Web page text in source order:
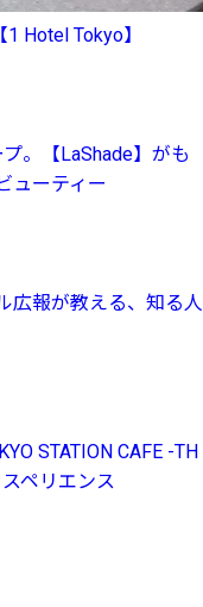
Hotel Tokyo】
。【LaShade】がも
ューティー
広報が教える、知る人
STATION CAFE -TH
ペリエンス